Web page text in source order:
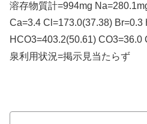
溶存物質計=994mg
Ca=3.4 Cl=173.0(37.38) Br=0.3
HCO3=403.2(50.61)
泉利用状況=掲示見当たらず